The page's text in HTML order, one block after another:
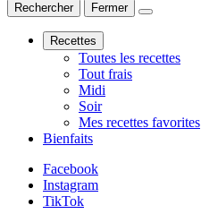
Rechercher Fermer
Recettes
Toutes les recettes
Tout frais
Midi
Soir
Mes recettes favorites
Bienfaits
Facebook
Instagram
TikTok